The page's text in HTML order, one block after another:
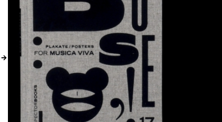
KONTAKT
KUNDENKONTO